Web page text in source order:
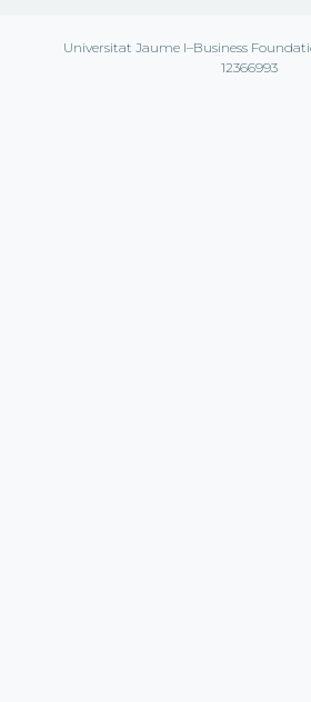
Universitat Jaume I–Business
12366993